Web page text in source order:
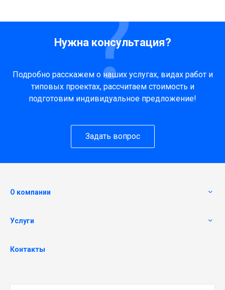
Нужна консультация?
Подробно расскажем о наших услугах, видах работ и
типовых проектах, рассчитаем стоимость и
подготовим индивидуальное предложение!
Задать вопрос
О компании
Услуги
Контакты